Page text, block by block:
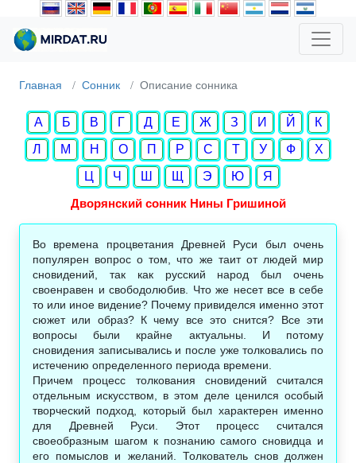
Главная Сонник Описание сонника
А Б В Г Д Е Ж З И Й
К
Л
М Н О П Р С Т У Ф
Х
Ц
Ч Ш Щ Э Ю
Я
Дворянский сонник Нины Гришиной
Во времена процветания Древней Руси был очень
популярен вопрос о том, что же таит от людей мир
сновидений, так как русский народ был очень
своенравен и свободолюбив. Что же несет все в себе
то или иное видение? Почему привиделся именно этот
сюжет или образ? К чему все это снится? Все эти
вопросы были крайне актуальны. И потому
сновидения записывались и после уже толковались по
истечению определенного периода времени.
Причем процесс толкования сновидений считался
отдельным искусством, в этом деле ценился особый
творческий подход, который был характерен именно
для Древней Руси. Этот процесс считался
своеобразным шагом к познанию самого сновидца и
его помыслов и желаний. Толкователь снов должен